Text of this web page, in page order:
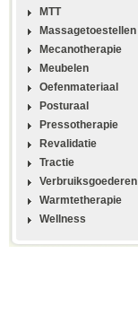
MTT
Massagetoestellen
Mecanotherapie
Meubelen
Oefenmateriaal
Posturaal
Pressotherapie
Revalidatie
Tractie
Verbruiksgoederen
Warmtetherapie
Wellness